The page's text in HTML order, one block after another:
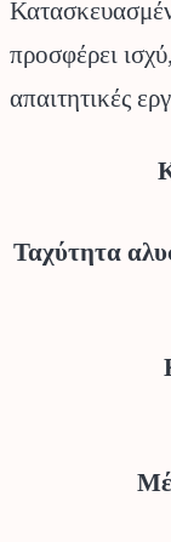
προσφέρει
απαιτητικές
Ταχύτητα